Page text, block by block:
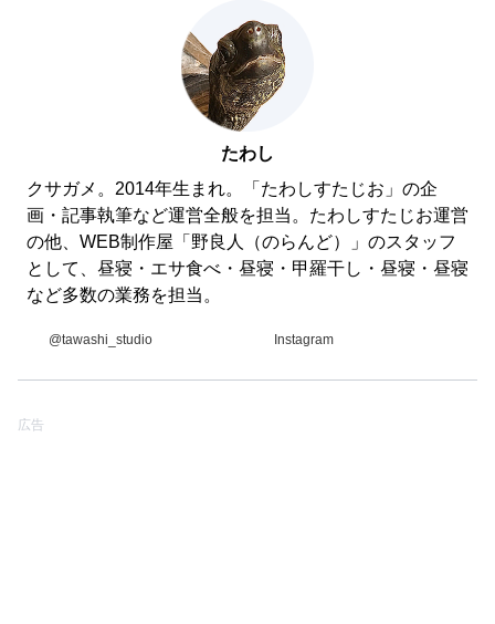
たわし
クサガメ。2014年生まれ。「たわしすたじお」の企
画・記事執筆など運営全般を担当。たわしすたじお運営
の他、WEB制作屋「野良人（のらんど）」のスタッフ
として、昼寝・エサ食べ・昼寝・甲羅干し・昼寝・昼寝
など多数の業務を担当。
@tawashi_studio Instagram
広告